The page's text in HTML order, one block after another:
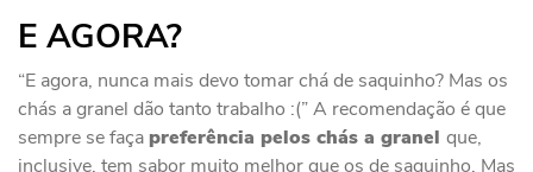
E AGORA?
“E agora, nunca mais devo tomar chá de saquinho? Mas os
chás a granel dão tanto trabalho :(” A recomendação é que
sempre se façapreferência pelos chás a granel que,
inclusive, tem sabor muito melhor que os de saquinho. Mas